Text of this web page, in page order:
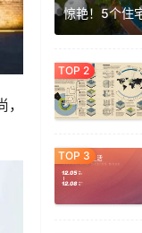
惊艳！5个住